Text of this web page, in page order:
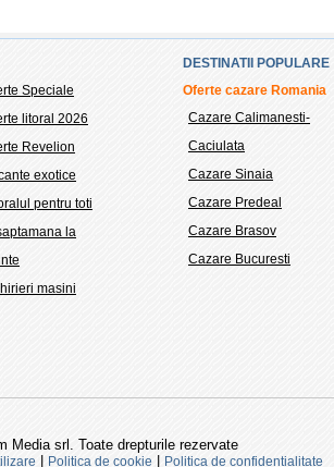
Speciale
litoral 2026
Revelion
exotice
pentru toti
la
masini
DESTINATII POPULARE
Oferte cazare Romania
Cazare Calimanesti-
Caciulata
Cazare Sinaia
Cazare Predeal
Cazare Brasov
Cazare Bucuresti
Media srl. Toate drepturile rezervate
Politica de cookie Politica de confidentialitate